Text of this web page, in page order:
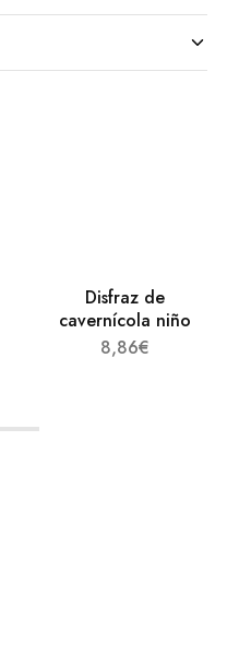
Disfraz de
cavernícola niño
8,86€